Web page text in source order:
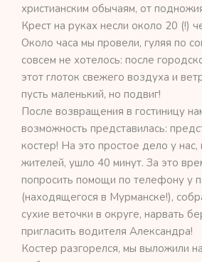
христианским обычаям, от
Крест на руках несли около 20 (!)
Около часа мы провели, гуляя по
совсем не хотелось: после
этот глоток свежего воздуха и
пусть маленький, но подвиг!
После возвращения в гостиницу
возможность представилась:
костер! На это простое дело у нас,
жителей, ушло 40 минут. За это
попросить помощи по телефону у
(находящегося в Мурманске!),
сухие веточки в округе, нарвать
пригласить водителя Александра!
Костер разгорелся, мы выложили